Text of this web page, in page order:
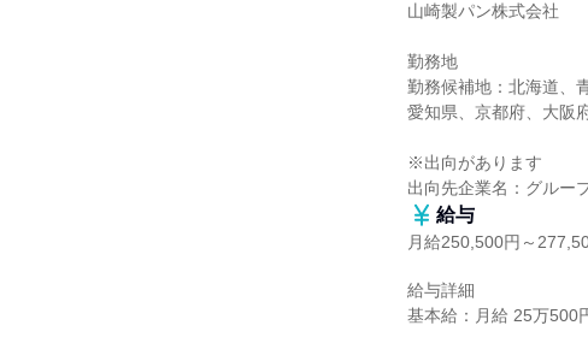
山崎製パン株式会社
勤務地
勤務候補地：北海道、
愛知県、京都府、大阪
※出向があります
出向先企業名：グルー
給与
月給250,500円～
給与詳細
基本給：月給 25万500